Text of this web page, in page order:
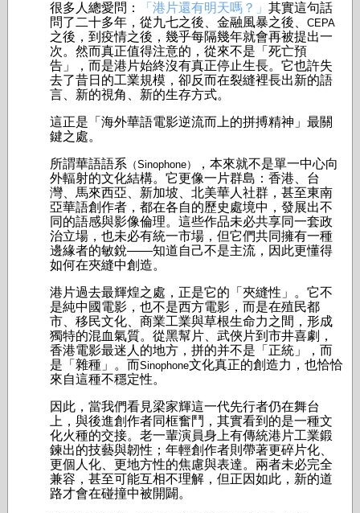
很多人總愛問：
「港片還有明天嗎？」 其實這句話
問了二十多年，從九七之後、金融風暴之後、 CEPA
之後，到疫情之後，幾乎每隔幾年就會再被提出一
次。然而真正值得注意的，從來不是「死亡預
告」，而是港片始終沒有真正停止生長。它也許失
去了昔日的工業規模，卻反而在裂縫裡長出新的語
言、新的視角、新的生存方式。
這正是「海外華語電影逆流而上的拼搏精神」最關
鍵之處。
所謂華語語系 （Sinophone）
，本來就不是單一中心向
外輻射的文化結構。它更像一片群島：香港、台
灣、馬來西亞、新加坡、北美華人社群，甚至東南
亞華語創作者，都在各自的歷史處境中，發展出不
同的語感與影像倫理。這些作品未必共享同一套政
治立場，也未必有統一市場，但它們共同擁有一種
邊緣者的敏銳——知道自己不是主流，因此更懂得
如何在夾縫中創造。
港片過去最輝煌之處，正是它的「夾縫性」。它不
是純中國電影，也不是西方電影，而是在殖民都
市、移民文化、商業工業與草根生命力之間，形成
獨特的混血氣質。從黑幫片、武俠片到市井喜劇，
香港電影最迷人的地方，拼的并不是「正統」，而
是「雜種」。而Sinophone文化真正的創造力，也恰恰
來自這種不穩定性。
因此，當我們看見梁家輝這一代先行者仍在舞台
上，與後進創作者同框奮鬥，其實看到的是一種文
化火種的交接。老一輩演員身上有傳統港片工業鍛
鍊出的技藝與韌性；年輕創作者則帶著更碎片化、
更個人化、更地方性的焦慮與表達。兩者未必完全
兼容，甚至可能互相不理解，但正因如此，新的道
路才會在碰撞中被開闢。